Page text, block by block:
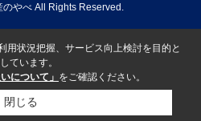
やべ All Rights Reserved.
用状況把握、サービス向上検討を目的と
ています。
について」 をご確認ください。
閉じる